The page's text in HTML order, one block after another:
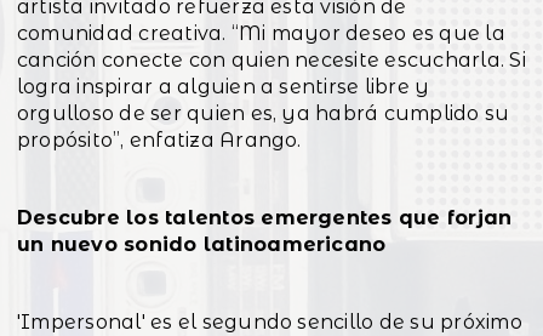
artista invitado refuerza esta visión de
comunidad creativa. “Mi mayor deseo es que la
canción conecte con quien necesite escucharla. Si
logra inspirar a alguien a sentirse libre y
orgulloso de ser quien es, ya habrá cumplido su
propósito”, enfatiza Arango.
Descubre los talentos emergentes que forjan
un nuevo sonido latinoamericano
'Impersonal' es el segundo sencillo de su próximo